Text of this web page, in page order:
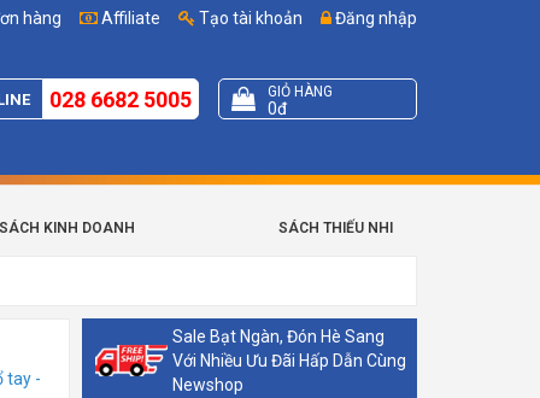
Affiliate Tạo tài khoản Đăng nhập
hàng
028 6682 5005 GIỎ HÀNG
0đ
SÁCH KINH DOANH SÁCH THIẾU NHI
tay -
Sale Bạt Ngàn, Đón Hè Sang
Với Nhiều Ưu Đãi Hấp Dẫn Cùng
Newshop